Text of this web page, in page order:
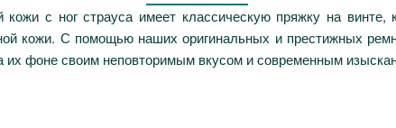
с ног страуса имеет классическую пряжку на
кожи. С помощью наших оригинальных и престижных
их фоне своим неповторимым вкусом и современным